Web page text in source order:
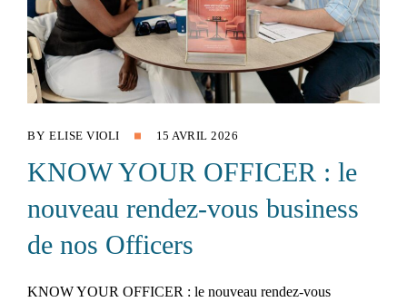
BY ELISE VIOLI 15 AVRIL 2026
KNOW YOUR OFFICER : le
nouveau rendez-vous business
de nos Officers
KNOW YOUR OFFICER : le nouveau rendez-vous